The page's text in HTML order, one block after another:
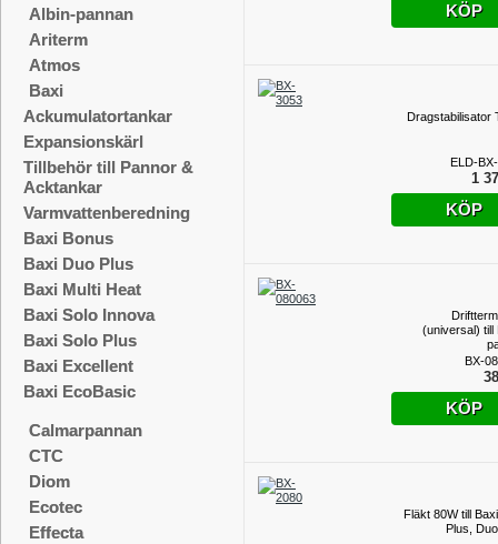
Albin-pannan
Ariterm
Atmos
Baxi
Ackumulatortankar
Expansionskärl
Tillbehör till Pannor &
Acktankar
Varmvattenberedning
Baxi Bonus
Baxi Duo Plus
Baxi Multi Heat
Baxi Solo Innova
Baxi Solo Plus
Baxi Excellent
Baxi EcoBasic
Calmarpannan
CTC
Diom
Ecotec
Effecta
KÖP
Dragstabilisator
ELD-
1
KÖP
(universal) till
BX-
KÖP
Fläkt 80W till
Plus,